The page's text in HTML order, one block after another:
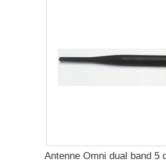
Antenne Omni dual band 5